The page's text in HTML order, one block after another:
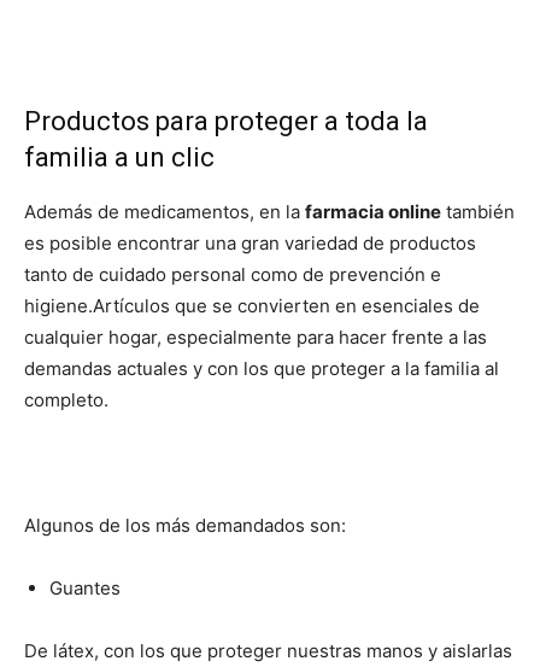
Productos para proteger a toda la
familia a un clic
Además de medicamentos, en la farmacia online también
es posible encontrar una gran variedad de productos
tanto de cuidado personal como de prevención e
higiene.Artículos que se convierten en esenciales de
cualquier hogar, especialmente para hacer frente a las
demandas actuales y con los que proteger a la familia al
completo.
Algunos de los más demandados son:
Guantes
De látex, con los que proteger nuestras manos y aislarlas